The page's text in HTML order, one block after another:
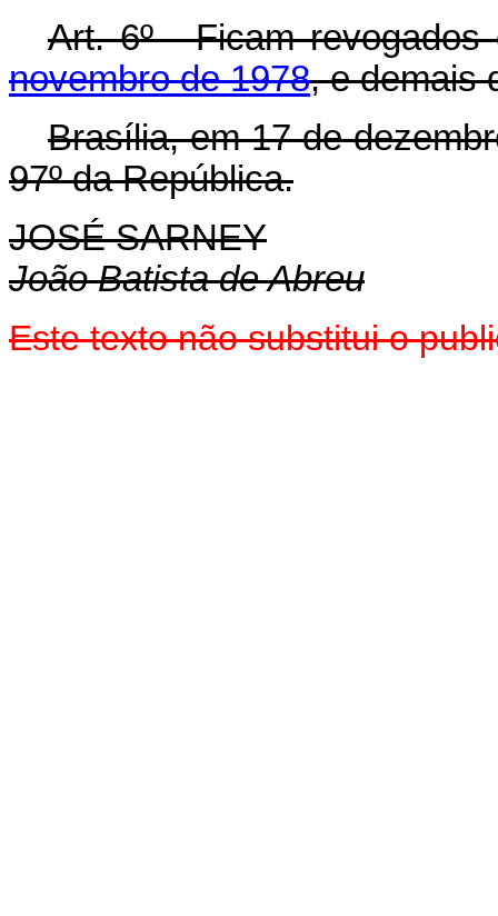
Art. 6º - Ficam
novembro de 1978, e demais
Brasília, em 17 de
97º da República.
JOSÉ SARNEY
João Batista de Abreu
Este texto não substitui o